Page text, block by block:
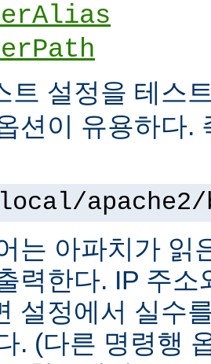
트 설정을 테스
션이 유용하다.
는 아파치가 읽
력한다. IP 주
설정에서 실수
. (다른 명령행